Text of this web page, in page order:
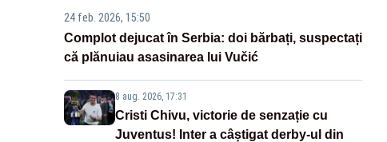
24 feb. 2026, 15:50
Complot dejucat în Serbia: doi bărbați, suspectați
că plănuiau asasinarea lui Vučić
8 aug. 2026, 17:31
Cristi Chivu, victorie de senzație cu
Juventus! Inter a câștigat derby-ul din